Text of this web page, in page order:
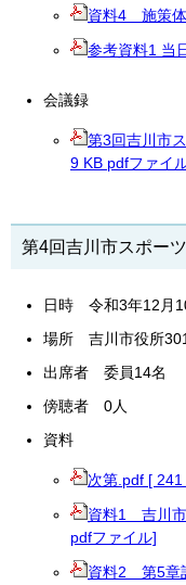
資料4 施策体
参考資料1 当
会議録
第3回吉川市
9 KB pdfファイ
第4回吉川市スポー
日時 令和3年12月
場所 吉川市役所
出席者 委員14名
傍聴者 0人
資料
次第.pdf [
資料1 吉川市
pdfファイル]
資料2 第5章